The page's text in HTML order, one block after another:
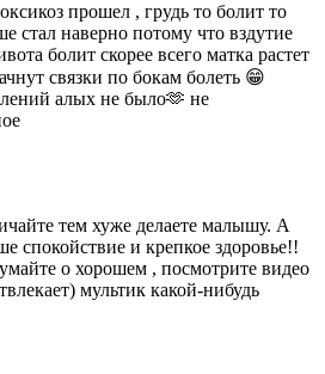
прошел , грудь то болит то
стал наверно потому что вздутие
болит скорее всего матка растет
связки по бокам болеть 😁
алых не было🫶 не
тем хуже делаете малышу. А
спокойствие и крепкое здоровье!!
о хорошем , посмотрите видео
мультик какой-нибудь